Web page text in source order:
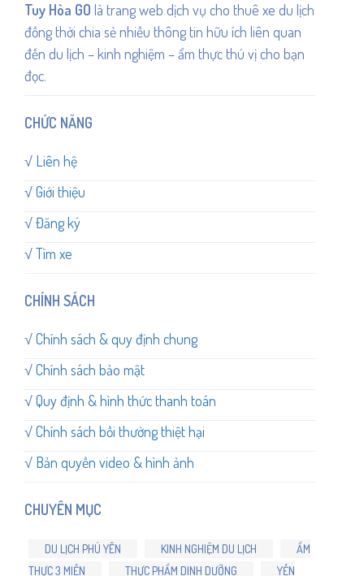
Tuy Hòa GO là trang web dịch vụ cho thuê xe du lịch
đồng thời chia sẻ nhiều thông tin hữu ích liên quan
đến du lịch – kinh nghiệm – ẩm thực thú vị cho bạn
đọc.
CHỨC NĂNG
√ Liên hệ
√Giới thiệu
√Đăng ký
√Tìm xe
CHÍNH SÁCH
√Chính sách & quy định chung
√Chính sách bảo mật
√Quy định & hình thức thanh toán
√Chính sách bồi thường thiệt hại
√ Bản quyền video & hình ảnh
CHUYÊN MỤC
DU LỊCH PHÚ YÊN KINH NGHIỆM DU LỊCH
ẨM
THỰC 3 MIỀN
THỰC PHẨM DINH DƯỠNG YẾN